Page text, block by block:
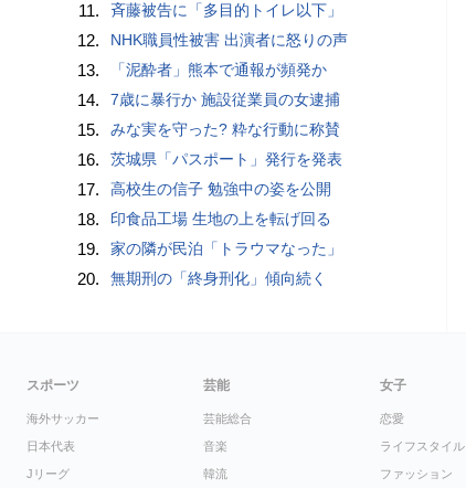
11. 斉藤被告に「多目的トイレ以下」
12. NHK職員性被害 出演者に怒りの声
13. 「泥酔者」熊本で通報が頻発か
14. 7歳に暴行か 施設従業員の女逮捕
15. みな実を守った? 粋な行動に称賛
16. 茨城県「パスポート」発行を発表
17. 高校生の信子 勉強中の姿を公開
18. 印食品工場 生地の上を転げ回る
19. 家の隣が民泊「トラウマなった」
20. 無期刑の「終身刑化」傾向続く
スポーツ
海外サッカー
日本代表
Jリーグ
芸能
芸能総合
音楽
韓流
女子
恋愛
ライフスタイル
ファッション